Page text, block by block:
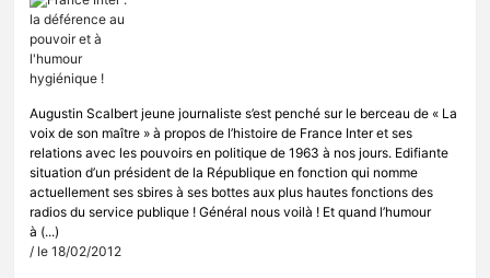
Augustin Scalbert jeune journaliste s’est penché sur le berceau de « La
voix de son maître » à propos de l’histoire de France Inter et ses
relations avec les pouvoirs en politique de 1963 à nos jours. Edifiante
situation d’un président de la République en fonction qui nomme
actuellement ses sbires à ses bottes aux plus hautes fonctions des
radios du service publique ! Général nous voilà ! Et quand l’humour
à (...)
/ le 18/02/2012